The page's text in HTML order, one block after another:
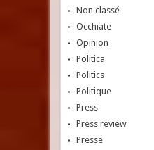
Non classé
Occhiate
Opinion
Politica
Politics
Politique
Press
Press review
Presse